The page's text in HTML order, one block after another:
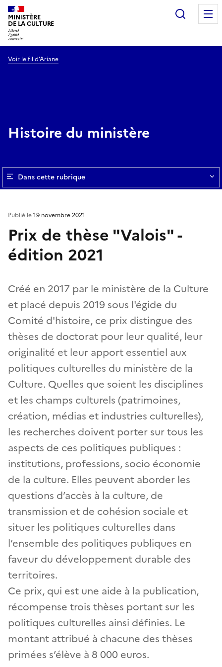
MINISTÈRE
DE LA CULTURE
Voir le fil d’Ariane
Histoire du ministère
Dans cette rubrique
Prix de thèse "Valois" -
édition 2021
Créé en 2017 par le ministère de la Culture
et placé depuis 2019 sous l'égide du
Comité d'histoire, ce prix distingue des
thèses de doctorat pour leur qualité, leur
originalité et leur apport essentiel aux
politiques culturelles du ministère de la
Culture. Quelles que soient les disciplines
et les champs culturels (patrimoines,
création, médias et industries culturelles),
les recherches doivent porter sur tous les
aspects de ces politiques publiques :
institutions, professions, socio économie
de la culture. Elles peuvent aborder les
questions d’accès à la culture, de
transmission et de cohésion sociale et
situer les politiques culturelles dans
l’ensemble des politiques publiques en
faveur du développement durable des
territoires.
Ce prix, qui est une aide à la publication,
récompense trois thèses portant sur les
politiques culturelles ainsi définies. Le
montant attribué à chacune des thèses
primées s’élève à 8 000 euros.
Publié le19 novembre 2021